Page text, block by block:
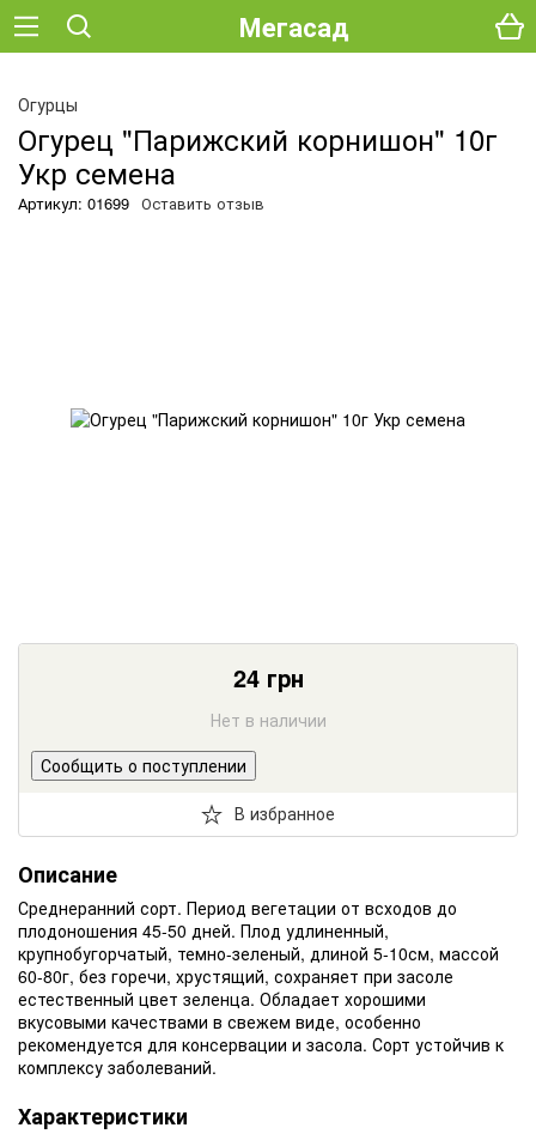
Мегасад
Огурцы
Огурец "Парижский корнишон" 10г
Укр семена
Артикул: 01699 Оставить отзыв
24грн
Нет в наличии
Сообщить о поступлении
В избранное
Описание
Среднеранний сорт. Период вегетации от всходов до
плодоношения 45-50 дней. Плод удлиненный,
крупнобугорчатый, темно-зеленый, длиной 5-10см, массой
60-80г, без горечи, хрустящий, сохраняет при засоле
естественный цвет зеленца. Обладает хорошими
вкусовыми качествами в свежем виде, особенно
рекомендуется для консервации и засола. Сорт устойчив к
комплексу заболеваний.
Характеристики